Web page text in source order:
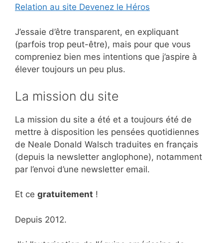
Relation au site Devenez le Héros
J’essaie d’être transparent, en expliquant
(parfois trop peut-être), mais pour que vous
compreniez bien mes intentions que j’aspire à
élever toujours un peu plus.
La mission du site
La mission du site a été et a toujours été de
mettre à disposition les pensées quotidiennes
de Neale Donald Walsch traduites en français
(depuis la newsletter anglophone), notamment
par l’envoi d’une newsletter email.
Et ce gratuitement !
Depuis 2012.